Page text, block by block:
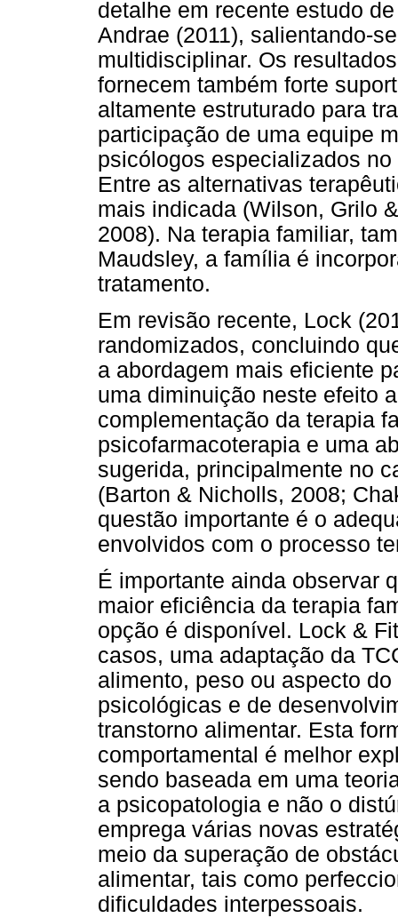
detalhe em recente estudo
Andrae (2011), salientando-
multidisciplinar. Os
fornecem também forte
altamente estruturado para
participação de uma equipe
psicólogos especializados
Entre as alternativas
mais indicada (Wilson, Grilo
2008). Na terapia familiar,
Maudsley, a família é
tratamento.
Em revisão recente, Lock
randomizados, concluindo
a abordagem mais eficiente
uma diminuição neste efeito
complementação da terapia
psicofarmacoterapia e uma
sugerida, principalmente no
(Barton & Nicholls, 2008;
questão importante é o
envolvidos com o processo
É importante ainda observar
maior eficiência da terapia
opção é disponível. Lock &
casos, uma adaptação da
alimento, peso ou aspecto
psicológicas e de
transtorno alimentar. Esta
comportamental é melhor
sendo baseada em uma
a psicopatologia e não o
emprega várias novas
meio da superação de
alimentar, tais como
dificuldades interpessoais.